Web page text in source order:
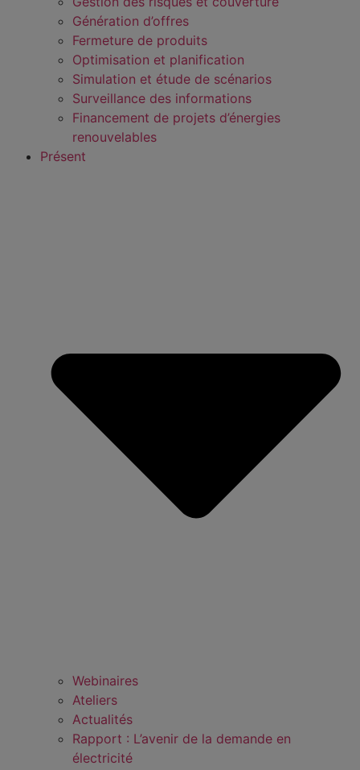
Génération d’offres
Fermeture de produits
Optimisation et planification
Simulation et étude de scénarios
Surveillance des informations
Financement de projets d’énergies
renouvelables
Présent
Webinaires
Ateliers
Actualités
Rapport : L’avenir de la demande en
électricité